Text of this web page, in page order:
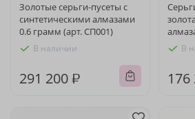
Золотые серьги-пусеты с
синтетическими алмазами
0.6 грамм (арт. СП001)
В наличии
291 200 ₽
В
176